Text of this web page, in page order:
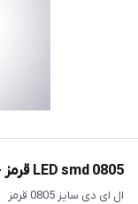
LED smd 0805 قرمز - (بسته 100 عددی)
ال ای دی سایز 0805 قرمز